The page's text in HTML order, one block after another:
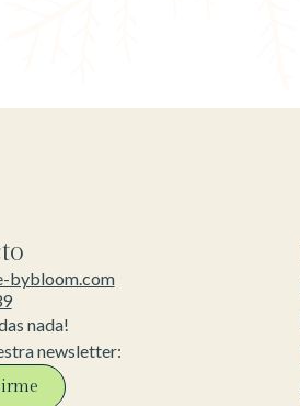
bybloom.com
nada!
newsletter: